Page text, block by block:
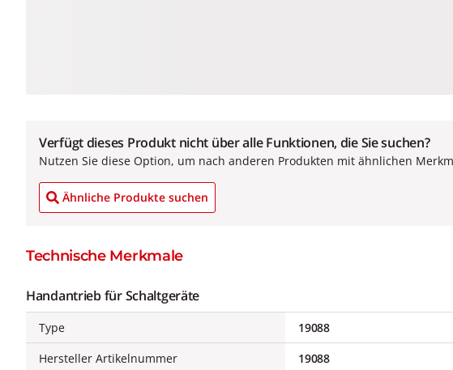
Verfügt dieses Produkt nicht über alle Funktionen, die Sie suchen?
Nutzen Sie diese Option, um nach anderen Produkten mit ähnlichen
Ähnliche Produkte suchen
Technische Merkmale
Handantrieb für Schaltgeräte
Type
19088
Hersteller Artikelnummer
19088